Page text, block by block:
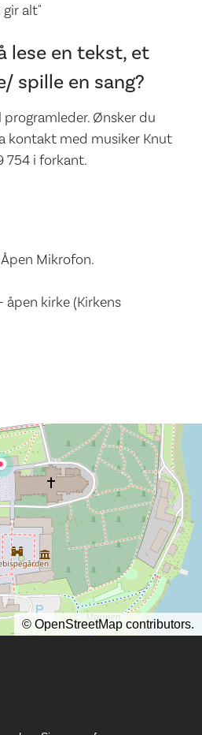
alt"
lese en tekst, et
spille en sang?
Ønsker du
kontakt med musiker Knut
754 i forkant.
Mikrofon.
åpen kirke (Kirkens
© OpenStreetMap contributors.